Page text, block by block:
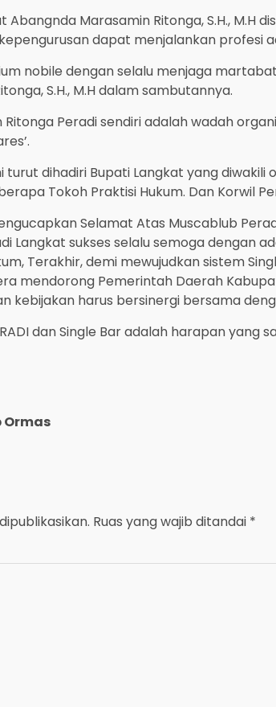
Abangnda Marasamin Ritonga, S.H.,
dapat menjalankan profesi
nobile dengan selalu menjaga
S.H., M.H dalam sambutannya.
Peradi sendiri adalah wadah
turut dihadiri Bupati Langkat yang
Tokoh Praktisi Hukum. Dan Korwil
Selamat Atas Muscablub
Langkat sukses selalu semoga dengan
Terakhir, demi mewujudkan sistem
mendorong Pemerintah Daerah
harus bersinergi bersama
dan Single Bar adalah harapan
Ormas
Ruas yang wajib ditandai *